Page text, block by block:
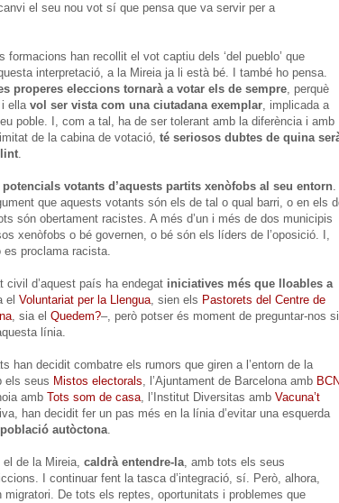
el seu nou vot sí que pensa que va servir per a
formacions han recollit el vot captiu dels ‘del pueblo’ que
interpretació, a la Mireia ja li està bé. I també ho pensa.
properes eleccions tornarà a votar els de sempre, perquè
i ella vol ser vista com una ciutadana exemplar, implicada a
poble. I, com a tal, ha de ser tolerant amb la diferència i amb
de la cabina de votació, té seriosos dubtes de quina
.
votants d’aquests partits xenòfobs al seu entorn.
que aquests votants són els de tal o qual barri, o en els
són obertament racistes. A més d’un i més de dos municipis
xenòfobs o bé governen, o bé són els líders de l’oposició. I,
es proclama racista.
civil d’aquest país ha endegat iniciatives més que lloables a
el Voluntariat per la Llengua, sien els Pastorets del Centre de
, sia el Quedem?–, però potser és moment de preguntar-nos si
línia.
han decidit combatre els rumors que giren a l’entorn de la
els seus Mistos electorals, l’Ajuntament de Barcelona amb BCN
amb Tots som de casa, l’Institut Diversitas amb Vacuna’t
han decidit fer un pas més en la línia d’evitar una esquerda
autòctona.
de la Mireia, caldrà entendre-la, amb tots els seus
I continuar fent la tasca d’integració, sí. Però, alhora,
migratori. De tots els reptes, oportunitats i problemes que